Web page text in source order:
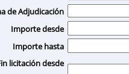
de Adjudicación
Importe desde
Importe hasta
licitación desde